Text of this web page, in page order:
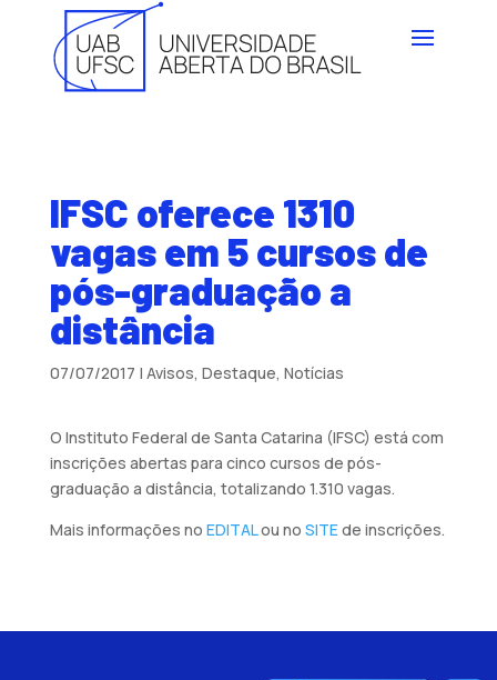
IFSC oferece 1310
vagas em 5 cursos de
pós-graduação a
distância
07/07/2017 | Avisos, Destaque, Notícias
O Instituto Federal de Santa Catarina (IFSC) está com
inscrições abertas para cinco cursos de pós-
graduação a distância, totalizando 1.310 vagas.
Mais informações no EDITALou no SITEde inscrições.